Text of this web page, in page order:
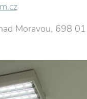
Moravou, 698 01